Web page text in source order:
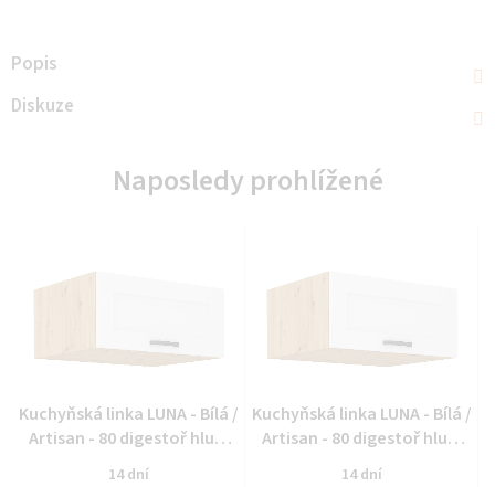
Popis
Diskuze
Naposledy prohlížené
Průměrné
hodnocení
produktu
Kuchyňská linka LUNA - Bílá /
Artisan - 80 digestoř hlub.
(80 NAGU-36 1F)
14 dní
Průměrné
hodnocení
produktu
Kuchyňská linka LUNA - Bílá /
Artisan - 80 digestoř hlub.
(80 NAGU-36 1F)
14 dní